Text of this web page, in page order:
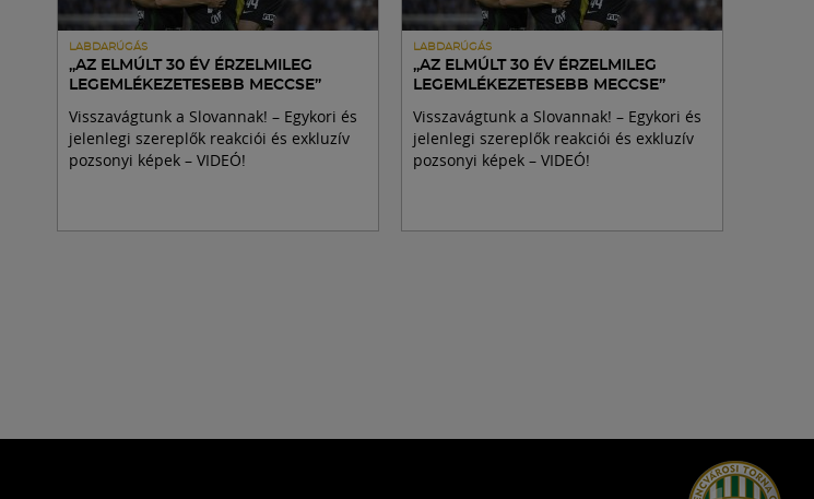
LABDARÚGÁS
„AZ ELMÚLT 30 ÉV ÉRZELMILEG
LEGEMLÉKEZETESEBB MECCSE”
Visszavágtunk a Slovannak! – Egykori és
jelenlegi szereplők reakciói és exkluzív
pozsonyi képek – VIDEÓ!
LABDARÚGÁS
„AZ ELMÚLT 30 ÉV ÉRZELMILEG
LEGEMLÉKEZETESEBB MECCSE”
Visszavágtunk a Slovannak! – Egykori és
jelenlegi szereplők reakciói és exkluzív
pozsonyi képek – VIDEÓ!